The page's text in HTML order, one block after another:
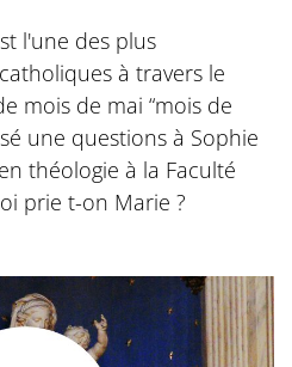
l'une des plus
à travers le
mois de mai “mois de
une questions à Sophie
théologie à la Faculté
prie t-on Marie ?